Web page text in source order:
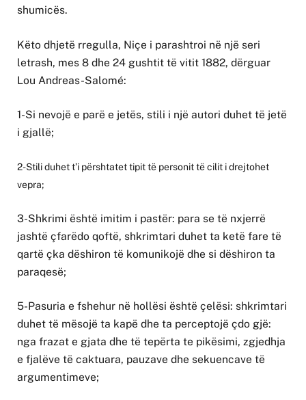
shumicës.
Këto dhjetë rregulla, Niçe i parashtroi në një seri
letrash, mes 8 dhe 24 gushtit të vitit 1882, dërguar
Lou Andreas-Salomé:
1-Si nevojë e parë e jetës, stili i një autori duhet të jetë
i gjallë;
2-Stili duhet t’i përshtatet tipit të personit të cilit i drejtohet
vepra;
3-Shkrimi është imitim i pastër: para se të nxjerrë
jashtë çfarëdo qoftë, shkrimtari duhet ta ketë fare të
qartë çka dëshiron të komunikojë dhe si dëshiron ta
paraqesë;
5-Pasuria e fshehur në hollësi është çelësi: shkrimtari
duhet të mësojë ta kapë dhe ta perceptojë çdo gjë:
nga frazat e gjata dhe të tepërta te pikësimi, zgjedhja
e fjalëve të caktuara, pauzave dhe sekuencave të
argumentimeve;